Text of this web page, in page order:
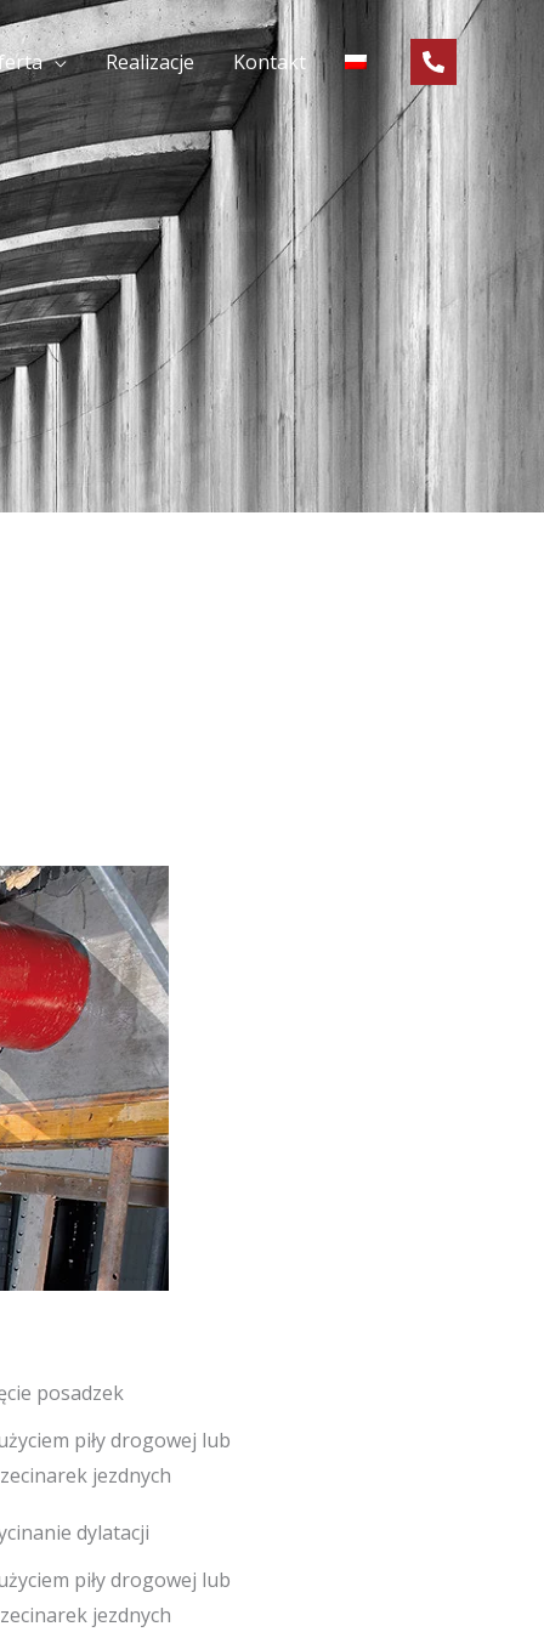
Realizacje Kontakt
posadzek
piły drogowej lub
jezdnych
dylatacji
piły drogowej lub
jezdnych